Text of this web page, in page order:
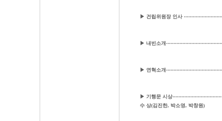
▶ 건립위원장 인사
▶ 내빈소개
▶ 연혁소개
▶ 기행문 시상
수 상(김진한, 박소영, 박창원)